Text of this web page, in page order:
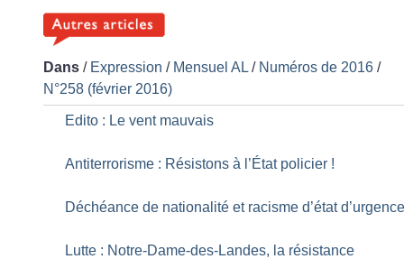
Dans / Expression / Mensuel AL / Numéros de 2016 /
N°258 (février 2016)
Edito : Le vent mauvais
Antiterrorisme : Résistons à l’État policier !
Déchéance de nationalité et racisme d’état
Lutte : Notre-Dame-des-Landes, la résistance